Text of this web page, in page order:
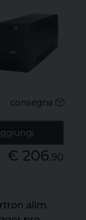
consegna
€ 206,90
alim.